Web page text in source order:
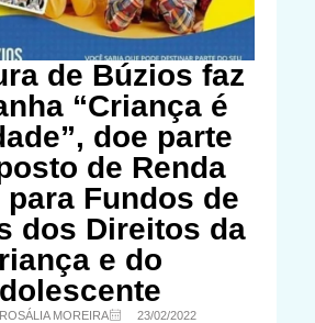
de Búzios faz
“Criança é
doe parte
de Renda
Fundos de
dos Direitos da
e do
MOREIRA
23/02/2022